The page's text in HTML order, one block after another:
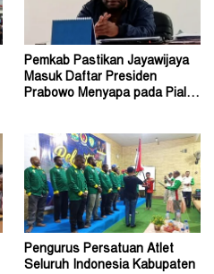
Pemkab Pastikan Jayawijaya
Masuk Daftar Presiden
Prabowo Menyapa pada Piala
Pengurus Persatuan Atlet
Seluruh Indonesia Kabupaten